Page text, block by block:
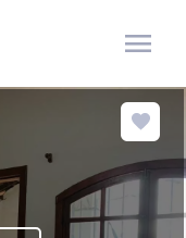
menu